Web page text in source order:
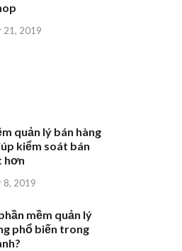
21, 2019
quản lý bán hàng
kiểm soát bán
hơn
8, 2019
mềm quản lý
phổ biến trong